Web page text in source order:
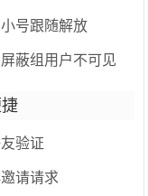
号跟随解放
蔽组用户不可见
验证
请请求